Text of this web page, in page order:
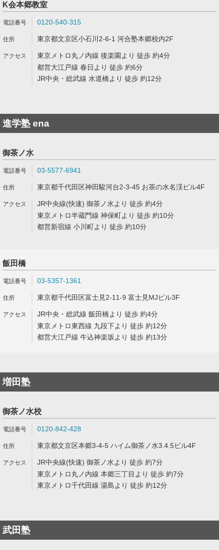
K会本郷教室
0120-540-315
東京都文京区小石川2-6-1 河合塾本郷校内2F
東京メトロ丸ノ内線 後楽園より 徒歩 約4分
都営大江戸線 春日より 徒歩 約6分
JR中央・総武線 水道橋より 徒歩 約12分
進学塾 ena
御茶ノ水
03-5577-6941
東京都千代田区神田駿河台2-3-45 お茶の水名渓ビル4F
JR中央線(快速) 御茶ノ水より 徒歩 約4分
東京メトロ半蔵門線 神保町より 徒歩 約10分
都営新宿線 小川町より 徒歩 約10分
飯田橋
03-5357-1361
東京都千代田区富士見2-11-9 富士見MJビル3F
JR中央・総武線 飯田橋より 徒歩 約4分
東京メトロ東西線 九段下より 徒歩 約12分
都営大江戸線 牛込神楽坂より 徒歩 約13分
増田塾
御茶ノ水校
0120-842-428
東京都文京区本郷3-4-5 ハイム御茶ノ水3.4.5ビル4F
JR中央線(快速) 御茶ノ水より 徒歩 約7分
東京メトロ丸ノ内線 本郷三丁目より 徒歩 約7分
東京メトロ千代田線 湯島より 徒歩 約12分
武田塾